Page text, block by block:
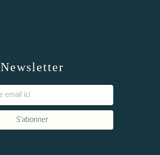
Newsletter